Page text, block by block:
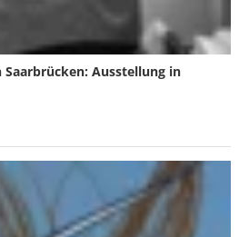
Saarbrücken: Ausstellung in